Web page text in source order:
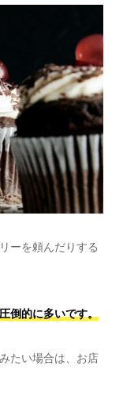
ーを頼んだりする
倒的に多いです。
たい場合は、お店